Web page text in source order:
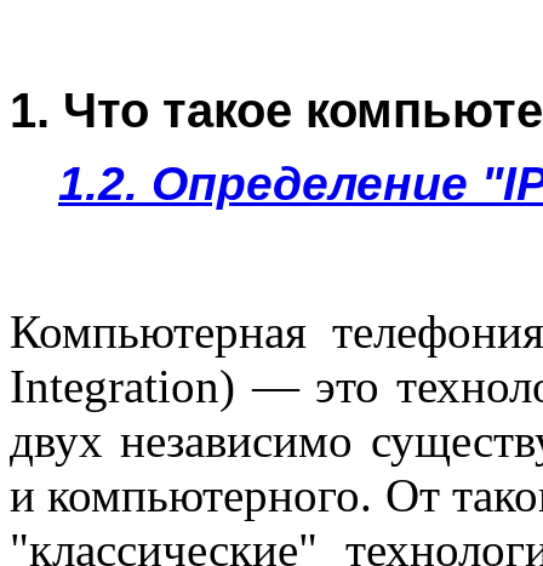
1. Что такое
1.2. Определение
Компьютерная
Integration) — это
двух независимо
и компьютерного. От
"классические"